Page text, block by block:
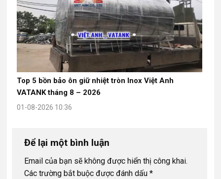
Top 5 bồn bảo ôn giữ nhiệt tròn Inox Việt Anh
VATANK tháng 8 – 2026
01-08-2026 10:36
Để lại một bình luận
Email của bạn sẽ không được hiển thị công khai.
Các trường bắt buộc được đánh dấu *